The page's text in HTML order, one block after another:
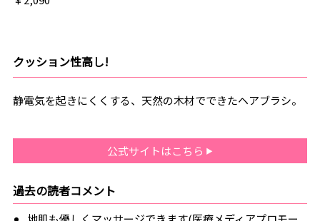
クッション性高し!
静電気を起きにくくする、天然の木材でできたヘアブラシ。
公式サイトはこちら
過去の読者コメント